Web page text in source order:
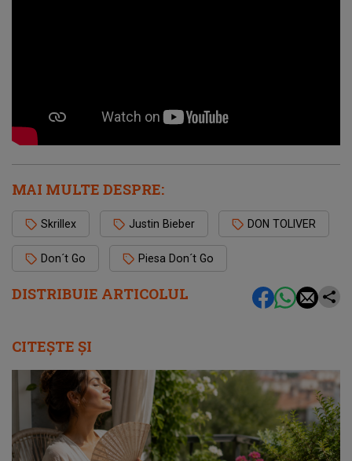
DISTRIBUIE ARTICOLUL
MAI MULTE DESPRE:
Skrillex Justin Bieber DON TOLIVER
Don´t Go Piesa Don´t Go
CITEȘTE ȘI